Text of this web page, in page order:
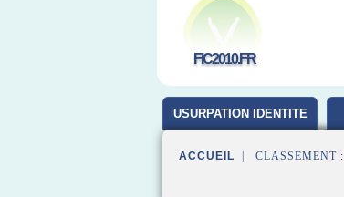
FIC2010.FR
USURPATION IDENTITE
ACCUEIL | CLASSEMENT :